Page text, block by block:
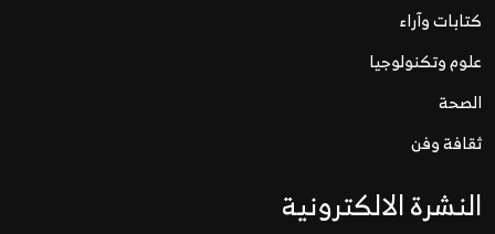
كتابات وآراء
علوم وتكنولوجيا
الصحة
ثقافة وفن
النشرة الالكترونية